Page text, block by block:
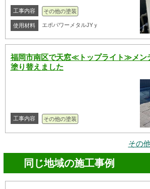
工事内容 その他の塗装
使用材料 エポパワーメタルJYｙ
福岡市南区で天窓≪トップライト≫メン
塗り替えました
工事内容 その他の塗装
その
同じ地域の施工事例